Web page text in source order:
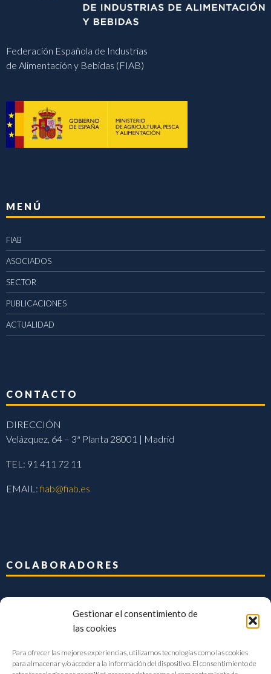
Gestionar el consentimiento de
las cookies
Para ofrecer las mejores experiencias, utilizamos tecnologías como las cookies
para almacenar y/o acceder a la información del dispositivo. El consentimiento de
Federación Española de Industrias
de Alimentación y Bebidas (FIAB)
MENÚ
FIAB
ASOCIADOS
SECTOR
PUBLICACIONES
ACTUALIDAD
CONTACTO
DIRECCIÓN
Velázquez, 64 – 3ª Planta 28001 | Madrid
TEL: 91 411 72 11
EMAIL:fiab@fiab.es
COLABORADORES